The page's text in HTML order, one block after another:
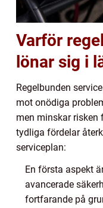
Varför
lönar sig i
Regelbunden
mot onödiga
men minskar risken
tydliga fördelar
serviceplan:
En första aspekt
avancerade
fortfarande på